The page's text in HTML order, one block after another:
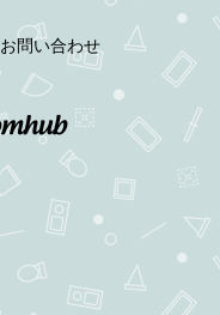
お問い合わせ